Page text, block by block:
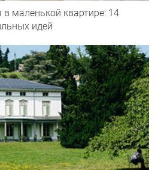
маленькой квартире: 14
идей